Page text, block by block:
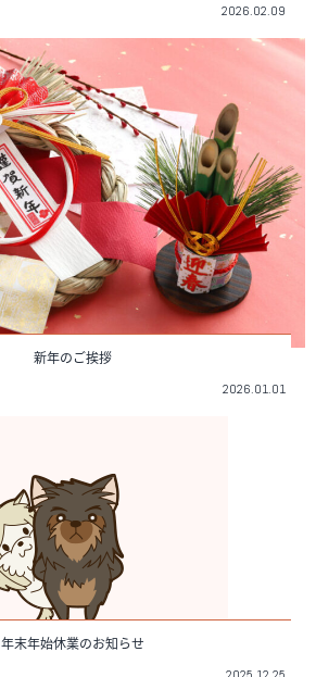
2026.02.09
新年のご挨拶
2026.01.01
年末年始休業のお知らせ